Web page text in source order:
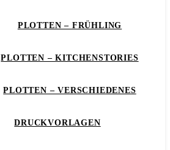
PLOTTEN – FRÜHLING
PLOTTEN – KITCHENSTORIES
PLOTTEN – VERSCHIEDENES
DRUCKVORLAGEN